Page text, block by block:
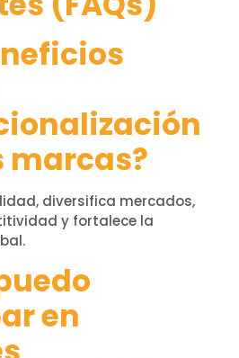
marcas?
diversifica mercados,
y fortalece la
en